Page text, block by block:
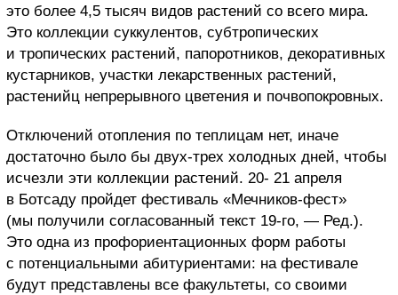
это более 4,5 тысяч видов растений со всего мира.
Это коллекции суккулентов, субтропических
и тропических растений, папоротников, декоративных
кустарников, участки лекарственных растений,
растенийц непрерывного цветения и почвопокровных.
Отключений отопления по теплицам нет, иначе
достаточно было бы двух-трех холодных дней, чтобы
исчезли эти коллекции растений. 20- 21 апреля
в Ботсаду пройдет фестиваль «Мечников-фест»
(мы получили согласованный текст 19-го, — Ред.).
Это одна из профориентационных форм работы
с потенциальными абитуриентами: на фестивале
будут представлены все факультеты, со своими